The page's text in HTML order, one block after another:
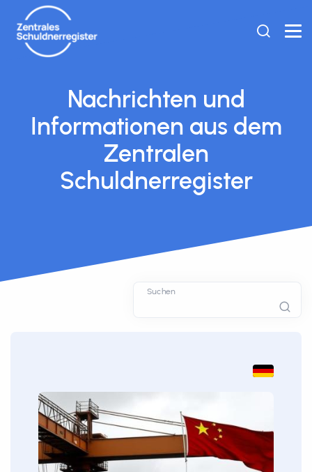
Nachrichten und
Informationen aus dem
Zentralen
Schuldnerregister
Suchen